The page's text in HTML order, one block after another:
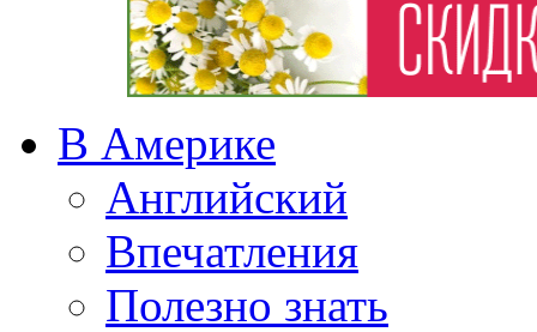
В Америке
Английский
Впечатления
Полезно знать